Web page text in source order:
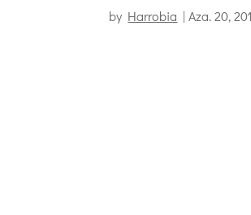
by Harrobia |Aza. 20,